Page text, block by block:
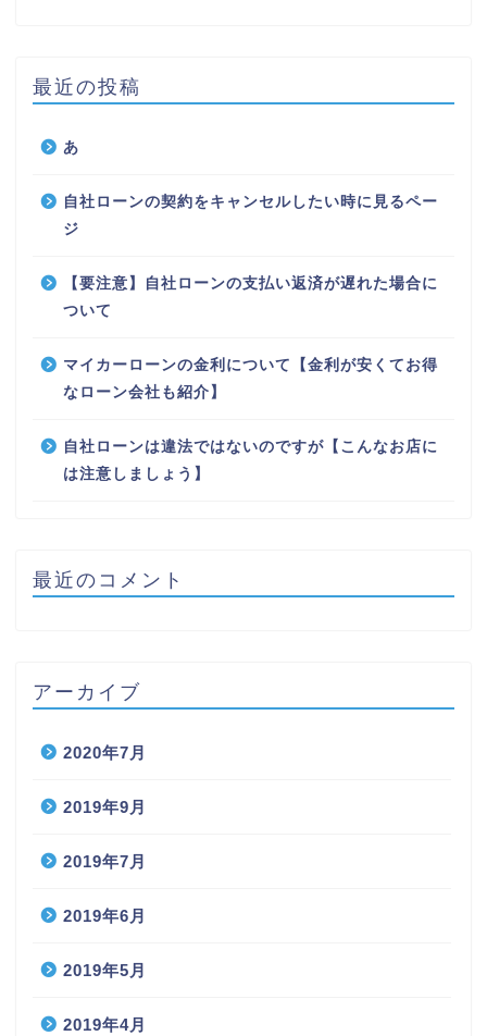
最近の投稿
あ
自社ローンの契約をキャンセルしたい時に見るペー
ジ
【要注意】自社ローンの支払い返済が遅れた場合に
ついて
マイカーローンの金利について【金利が安くてお得
なローン会社も紹介】
自社ローンは違法ではないのですが【こんなお店に
は注意しましょう】
最近のコメント
アーカイブ
2020年7月
2019年9月
2019年7月
2019年6月
2019年5月
2019年4月